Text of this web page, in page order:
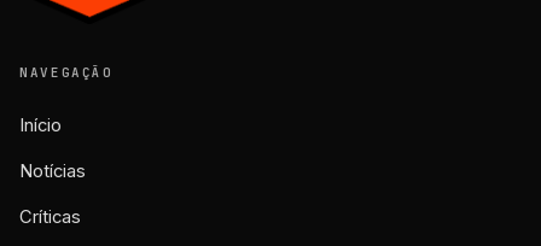
NAVEGAÇÃO
Início
Notícias
Críticas